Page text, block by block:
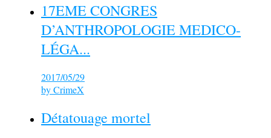
17EME CONGRES
D’ANTHROPOLOGIE MEDICO-
LÉGA...
2017/05/29
byCrimeX
Détatouage mortel